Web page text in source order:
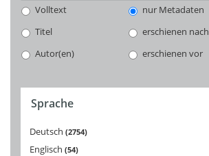
Volltext
nur Metadaten
Titel
erschienen nach
Autor(en)
erschienen vor
Sprache
Deutsch 2754
Englisch 54